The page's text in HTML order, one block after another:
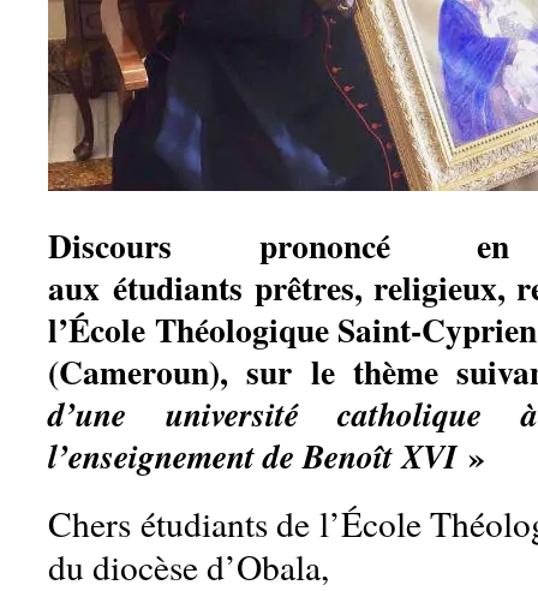
Discours prononcé
aux étudiants prêtres, religieux,
l’École Théologique Saint-
(Cameroun), sur le thème
d’une université
l’enseignement de Benoît XVI»
Chers étudiants de l’École
du diocèse d’Obala,